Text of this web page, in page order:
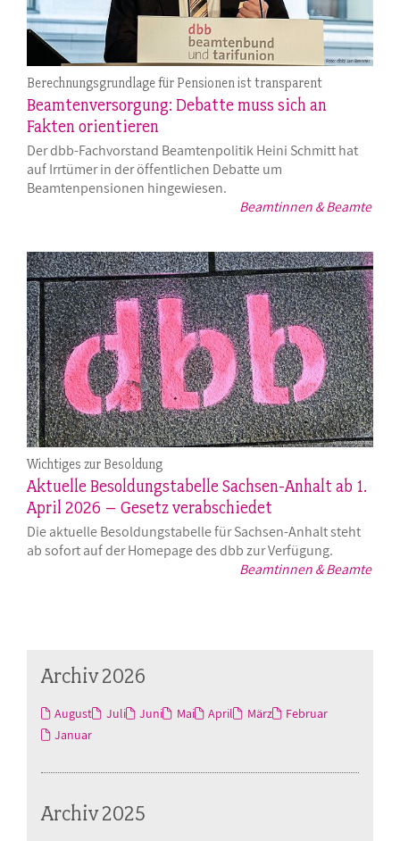
Beamtinnen & Beamte
Berechnungsgrundlage für Pensionen ist transparent
Beamtenversorgung: Debatte muss sich an
Fakten orientieren
Der dbb-Fachvorstand Beamtenpolitik Heini Schmitt hat
auf Irrtümer in der öffentlichen Debatte um
Beamtenpensionen hingewiesen.
Beamtinnen & Beamte
Wichtiges zur Besoldung
Aktuelle Besoldungstabelle Sachsen-Anhalt ab 1.
April 2026 – Gesetz verabschiedet
Die aktuelle Besoldungstabelle für Sachsen-Anhalt steht
ab sofort auf der Homepage des dbb zur Verfügung.
Archiv 2026
August Juli Juni Mai April März
Februar
Januar
Archiv 2025